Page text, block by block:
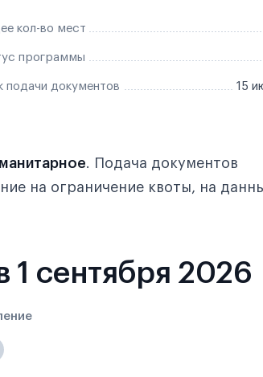
кол-во мест
программы
подачи документов 15
. Подача документов
на ограничение квоты, на
1 сентября 2026